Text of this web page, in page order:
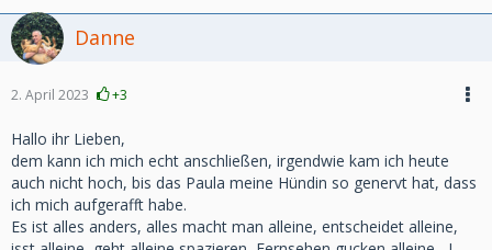
Danne
2. April 2023 +3
Hallo ihr Lieben,
dem kann ich mich echt anschließen, irgendwie kam ich heute
auch nicht hoch, bis das Paula meine Hündin so genervt hat, dass
ich mich aufgerafft habe.
Es ist alles anders, alles macht man alleine, entscheidet alleine,